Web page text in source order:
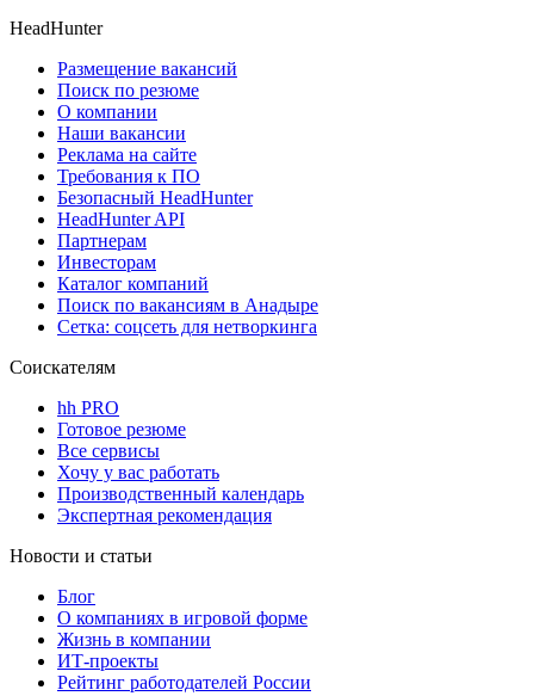
HeadHunter
Размещение вакансий
Поиск по резюме
О компании
Наши вакансии
Реклама на сайте
Требования к ПО
Безопасный HeadHunter
HeadHunter API
Партнерам
Инвесторам
Каталог компаний
Поиск по вакансиям в Анадыре
Сетка: соцсеть для нетворкинга
Соискателям
hh PRO
Готовое резюме
Все сервисы
Хочу у вас работать
Производственный календарь
Экспертная рекомендация
Новости и статьи
Блог
О компаниях в игровой форме
Жизнь в компании
ИТ-проекты
Рейтинг работодателей России